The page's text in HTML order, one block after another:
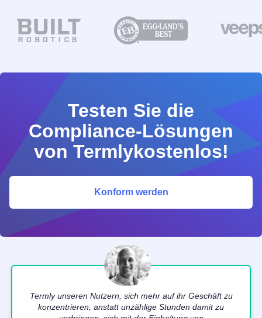
Testen Sie die
Compliance-Lösungen
von Termlykostenlos!
Konform werden
Termly unseren Nutzern, sich mehr auf ihr Geschäft zu
konzentrieren, anstatt unzählige Stunden damit zu